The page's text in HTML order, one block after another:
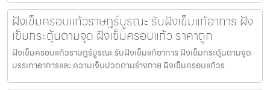
ฝังเข็มครอบแก้วราษฎร์บูรณะ รับฝังเข็มแก้อาการ ฝัง
เข็มกระตุ้นตามจุด ฝังเข็มครอบแก้ว ราคาถูก
ฝังเข็มครอบแก้วราษฎร์บูรณะ รับฝังเข็มแก้อาการ ฝังเข็มกระตุ้นตามจุด
บรรเทาอาการและ ความเจ็บปวดตามร่างกาย ฝังเข็มครอบแก้วร